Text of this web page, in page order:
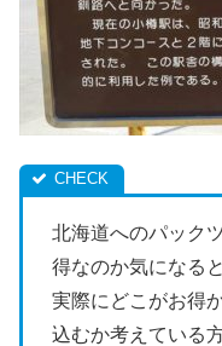
北海道へのパック
得なのか気になる
実際にどこがお得
込むか考えている